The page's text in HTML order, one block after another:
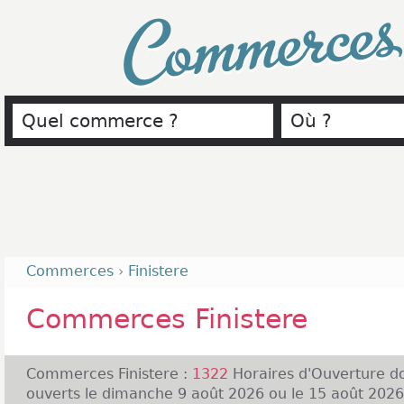
Commerces › Finistere
Commerces Finistere
Commerces Finistere : 1322 Horaires d'Ouverture
ouverts le dimanche 9 août 2026 ou le 15 août